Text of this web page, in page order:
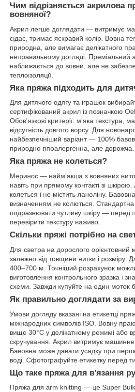
Чим відрізняється акрилова
вовняної?
Акрил легше доглядати — витримує
сідає, тримає яскравий колір. Вовна
природна, але вимагає делікатного
неправильному догляді. Преміальний
наближається до вовни, але не
теплоізоляції.
Яка пряжа підходить для
Для дитячого одягу та іграшок
сертифікований акрил із позначкою
Обов'язкові критерії: м'яка текстура,
відсутність довгого ворсу. Для
найбезпечніший варіант — 100%
природно гіпоалергенна, але дорожча.
Яка пряжа не колеться?
Меринос — найм'якша з вовняних
навіть при прямому контакті зі
колеться і не містить ланоліну.
визначенням не колються.
подразнювати чутливу шкіру — перед
перевірити текстуру наживо.
Скільки пряжі потрібно на
Для светра на дорослого
залежно від товщини нитки і розміру.
400–700 м. Точніший розрахунок
виготовлення контрольного зразка і
схеми. Завжди купуйте на один моток
Як правильно доглядати за
Умови догляду вказані на етикетці
міжнародних символів ISO. Вовну
вище 30°C у делікатному режимі або
скручування. Акрил витримує
Бавовна може давати усадку при
воді. Сфотографуйте етикетку перед
Що таке пряжа для в'язання
Пряжа для arm knitting — це Super